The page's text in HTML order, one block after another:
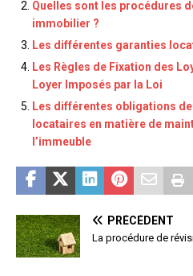
Quelles sont les procédures
immobilier ?
Les différentes garanties
Les Règles de Fixation des
Loyer Imposés par la Loi
Les différentes obligations
locataires en matière de
l’immeuble
PRÉCÉDENT
La procédure de